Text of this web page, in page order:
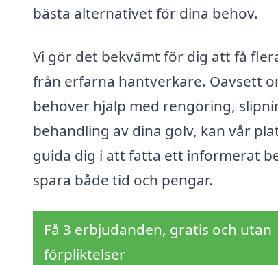
bästa alternativet för dina behov.
Vi gör det bekvämt för dig att få
från erfarna hantverkare. Oavsett
behöver hjälp med rengöring,
behandling av dina golv, kan vår
guida dig i att fatta ett informerat
spara både tid och pengar.
Få 3 erbjudanden, gratis och utan
förpliktelser